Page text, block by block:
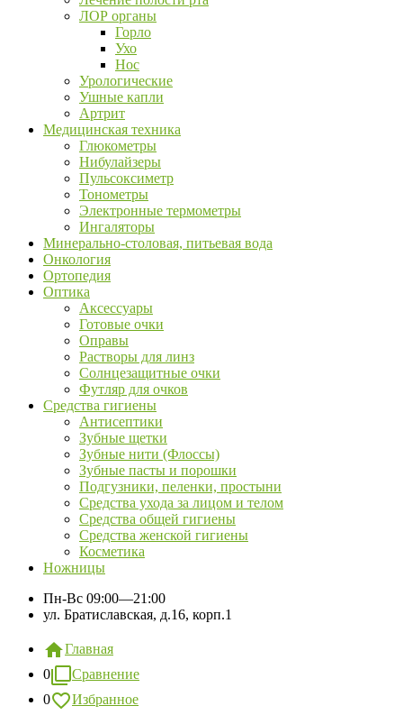
ЛОР органы
Горло
Ухо
Нос
Урологические
Ушные капли
Артрит
Медицинская техника
Глюкометры
Нибулайзеры
Пульсоксиметр
Тонометры
Электронные термометры
Ингаляторы
Минерально-столовая, питьевая вода
Онкология
Ортопедия
Оптика
Аксессуары
Готовые очки
Оправы
Растворы для линз
Солнцезащитные очки
Футляр для очков
Средства гигиены
Антисептики
Зубные щетки
Зубные нити (Флоссы)
Зубные пасты и порошки
Подгузники, пеленки, простыни
Средства ухода за лицом и телом
Средства общей гигиены
Средства женской гигиены
Косметика
Ножницы
Пн-Вс 09:00—21:00
ул. Братиславская, д.16, корп.1
Главная
0
Сравнение
0
Избранное